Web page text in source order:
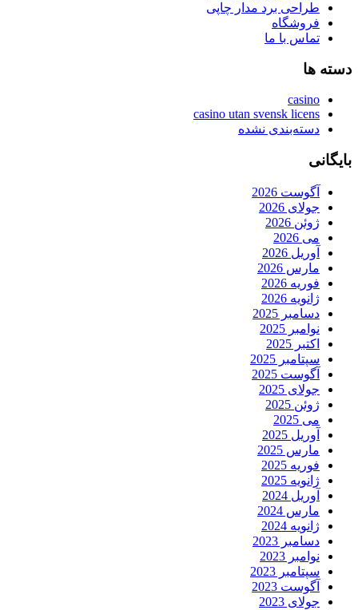
طراحی برد مدار چاپی
فروشگاه
تماس با ما
دسته ها
casino
casino utan svensk licens
دسته‌بندی نشده
بایگانی
آگوست 2026
جولای 2026
ژوئن 2026
می 2026
آوریل 2026
مارس 2026
فوریه 2026
ژانویه 2026
دسامبر 2025
نوامبر 2025
اکتبر 2025
سپتامبر 2025
آگوست 2025
جولای 2025
ژوئن 2025
می 2025
آوریل 2025
مارس 2025
فوریه 2025
ژانویه 2025
آوریل 2024
مارس 2024
ژانویه 2024
دسامبر 2023
نوامبر 2023
سپتامبر 2023
آگوست 2023
جولای 2023